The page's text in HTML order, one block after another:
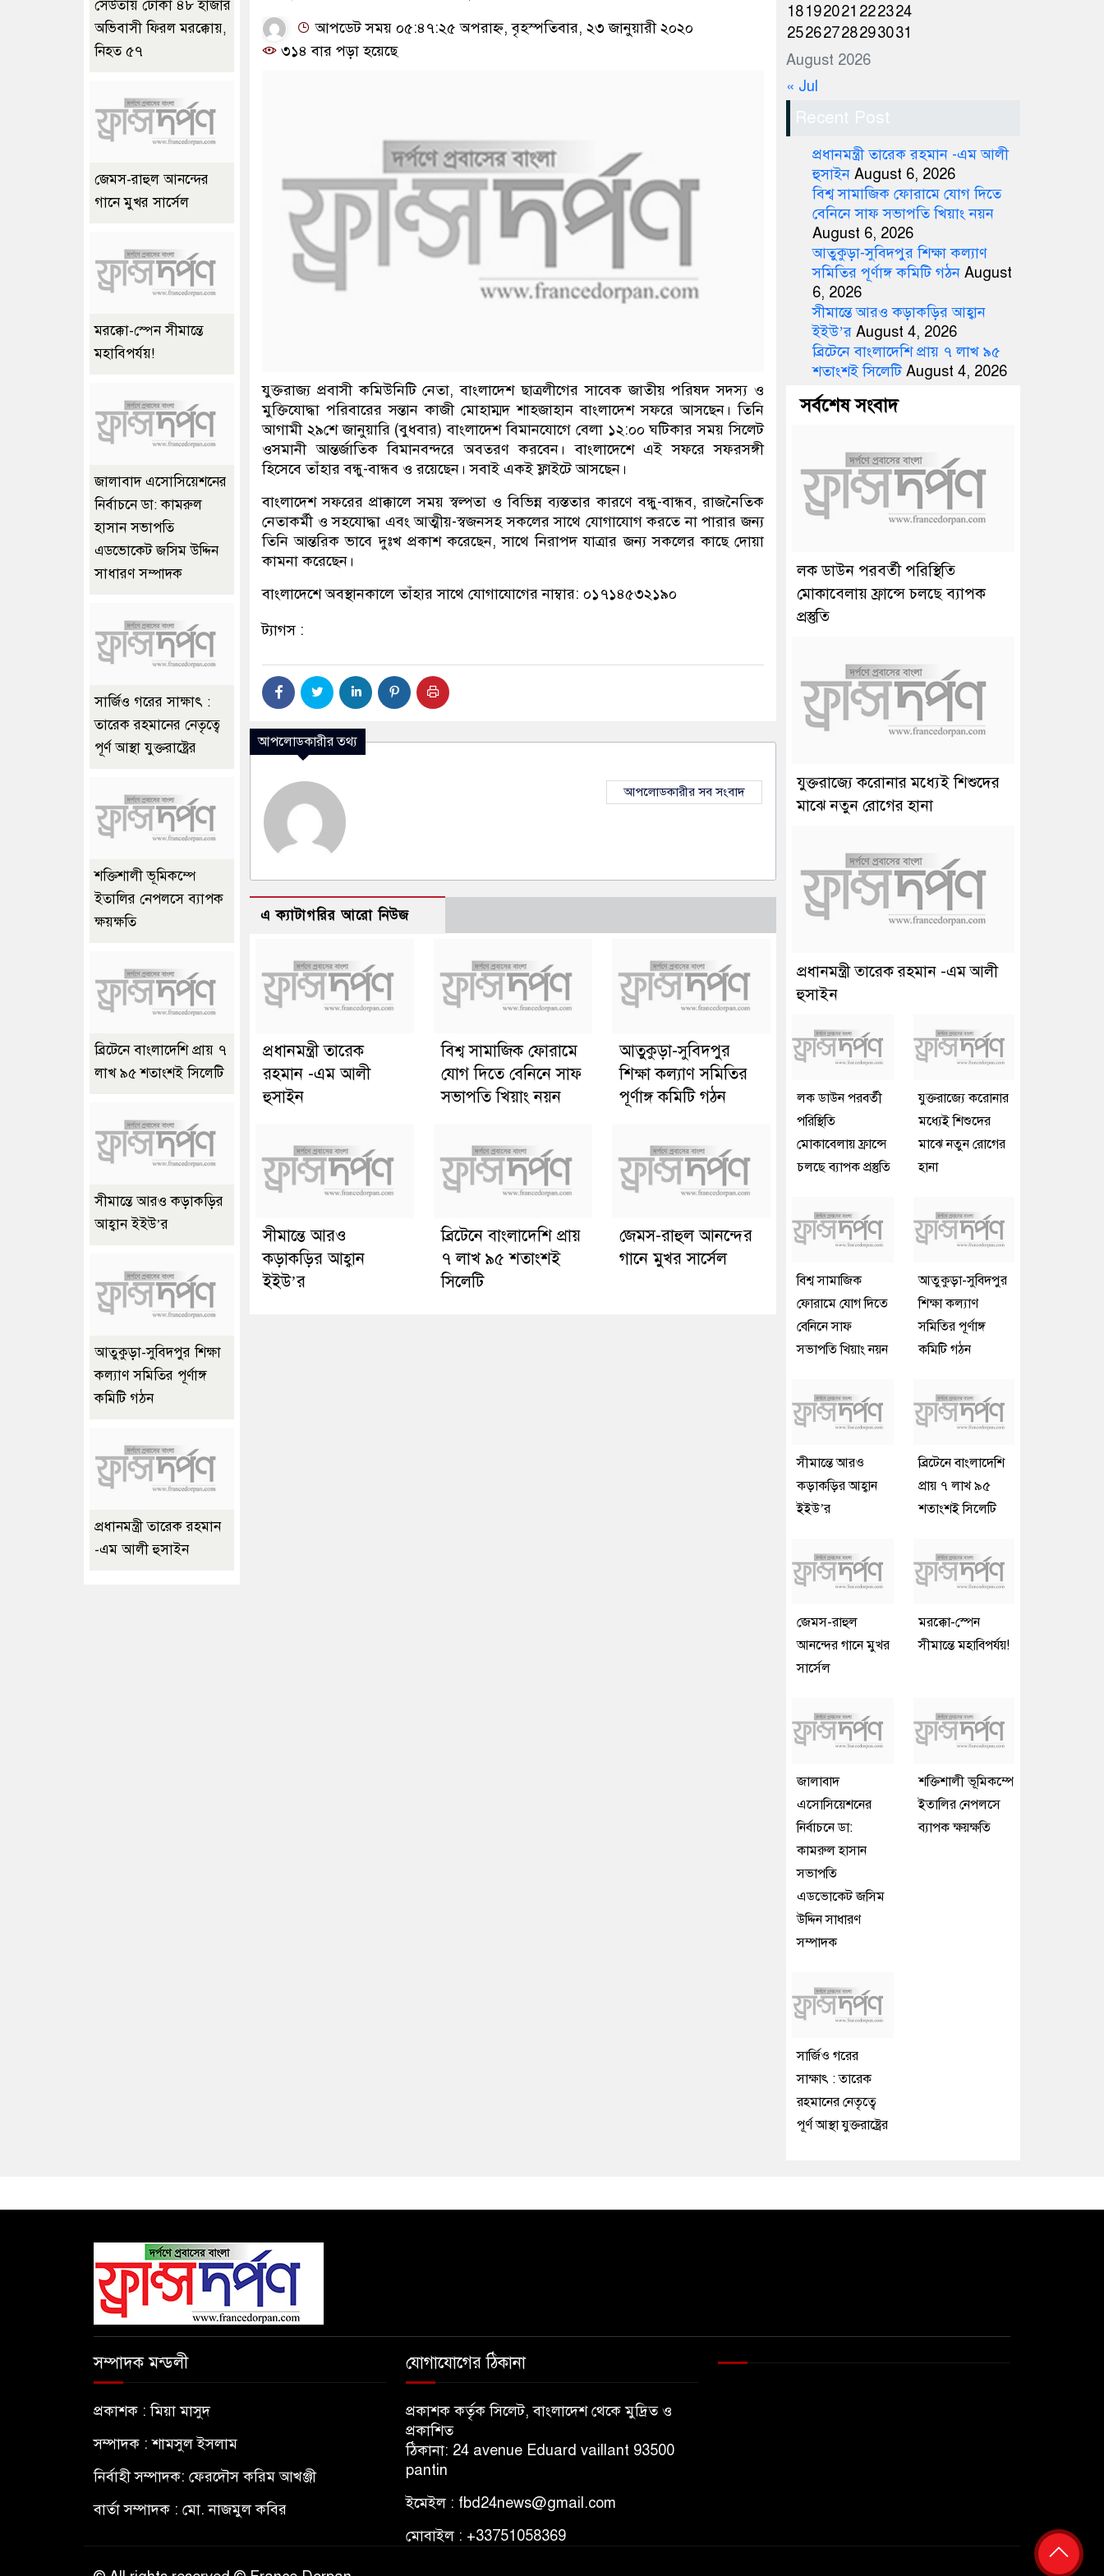
আপডেট সময় ০৫:৪৭:২৫ অপরাহ্ন, বৃহস্পতিবার, ২৩ জানুয়ারী ২০২০
৩১৪ বার পড়া হয়েছে
যুক্তরাজ্য প্রবাসী কমিউনিটি নেতা, বাংলাদেশ ছাত্রলীগের সাবেক জাতীয় পরিষদ সদস্য ও
মুক্তিযোদ্ধা পরিবারের সন্তান কাজী মোহাম্মদ শাহজাহান বাংলাদেশ সফরে আসছেন। তিনি
আগামী ২৯শে জানুয়ারি (বুধবার) বাংলাদেশ বিমানযোগে বেলা ১২:০০ ঘটিকার সময় সিলেট
ওসমানী আন্তর্জাতিক বিমানবন্দরে অবতরণ করবেন। বাংলাদেশে এই সফরে সফরসঙ্গী
হিসেবে তাঁহার বন্ধু-বান্ধব ও রয়েছেন। সবাই একই ফ্লাইটে আসছেন।
বাংলাদেশ সফরের প্রাক্কালে সময় স্বল্পতা ও বিভিন্ন ব্যস্ততার কারণে বন্ধু-বান্ধব, রাজনৈতিক
নেতাকর্মী ও সহযোদ্ধা এবং আত্মীয়-স্বজনসহ সকলের সাথে যোগাযোগ করতে না পারার জন্য
তিনি আন্তরিক ভাবে দুঃখ প্রকাশ করেছেন, সাথে নিরাপদ যাত্রার জন্য সকলের কাছে দোয়া
কামনা করেছেন।
বাংলাদেশে অবস্থানকালে তাঁহার সাথে যোগাযোগের নাম্বার: ০১৭১৪৫৩২১৯০
ট্যাগস :
আপলোডকারীর তথ্য
আপলোডকারীর সব সংবাদ
এ ক্যাটাগরির আরো নিউজ
প্রধানমন্ত্রী তারেক
রহমান -এম আলী
হুসাইন
বিশ্ব সামাজিক ফোরামে
যোগ দিতে বেনিনে সাফ
সভাপতি খিয়াং নয়ন
আতুকুড়া-সুবিদপুর
শিক্ষা কল্যাণ সমিতির
পূর্ণাঙ্গ কমিটি গঠন
সীমান্তে আরও
কড়াকড়ির আহ্বান
ইইউ’র
ব্রিটেনে বাংলাদেশি প্রায়
৭ লাখ ৯৫ শতাংশই
সিলেটি
জেমস-রাহুল আনন্দের
গানে মুখর সার্সেল
সেউতায় ঢোকা ৪৮ হাজার
অভিবাসী ফিরল মরক্কোয়,
নিহত ৫৭
জেমস-রাহুল আনন্দের
গানে মুখর সার্সেল
মরক্কো-স্পেন সীমান্তে
মহাবিপর্যয়!
জালাবাদ এসোসিয়েশনের
নির্বাচনে ডা: কামরুল
হাসান সভাপতি
এডভোকেট জসিম উদ্দিন
সাধারণ সম্পাদক
সার্জিও গরের সাক্ষাৎ :
তারেক রহমানের নেতৃত্বে
পূর্ণ আস্থা যুক্তরাষ্ট্রের
শক্তিশালী ভূমিকম্পে
ইতালির নেপলসে ব্যাপক
ক্ষয়ক্ষতি
ব্রিটেনে বাংলাদেশি প্রায় ৭
লাখ ৯৫ শতাংশই সিলেটি
সীমান্তে আরও কড়াকড়ির
আহ্বান ইইউ’র
আতুকুড়া-সুবিদপুর শিক্ষা
কল্যাণ সমিতির পূর্ণাঙ্গ
কমিটি গঠন
প্রধানমন্ত্রী তারেক রহমান
-এম আলী হুসাইন
August 2026
18192021 222324
25262728293031
« Jul
Recent Post
প্রধানমন্ত্রী তারেক রহমান -এম আলী
হুসাইন August 6, 2026
বিশ্ব সামাজিক ফোরামে যোগ দিতে
বেনিনে সাফ সভাপতি খিয়াং নয়ন
August 6, 2026
আতুকুড়া-সুবিদপুর শিক্ষা কল্যাণ
সমিতির পূর্ণাঙ্গ কমিটি গঠন August
6, 2026
সীমান্তে আরও কড়াকড়ির আহ্বান
ইইউ’র August 4, 2026
ব্রিটেনে বাংলাদেশি প্রায় ৭ লাখ ৯৫
শতাংশই সিলেটি August 4, 2026
সর্বশেষ সংবাদ
লক ডাউন পরবর্তী পরিস্থিতি
মোকাবেলায় ফ্রান্সে চলছে ব্যাপক
প্রস্তুতি
যুক্তরাজ্যে করোনার মধ্যেই শিশুদের
মাঝে নতুন রোগের হানা
প্রধানমন্ত্রী তারেক রহমান -এম আলী
হুসাইন
লক ডাউন পরবর্তী
পরিস্থিতি
মোকাবেলায় ফ্রান্সে
চলছে ব্যাপক প্রস্তুতি
যুক্তরাজ্যে করোনার
মধ্যেই শিশুদের
মাঝে নতুন রোগের
হানা
বিশ্ব সামাজিক
ফোরামে যোগ দিতে
বেনিনে সাফ
সভাপতি খিয়াং নয়ন
আতুকুড়া-সুবিদপুর
শিক্ষা কল্যাণ
সমিতির পূর্ণাঙ্গ
কমিটি গঠন
সীমান্তে আরও
কড়াকড়ির আহ্বান
ইইউ’র
ব্রিটেনে বাংলাদেশি
প্রায় ৭ লাখ ৯৫
শতাংশই সিলেটি
জেমস-রাহুল
আনন্দের গানে মুখর
সার্সেল
মরক্কো-স্পেন
সীমান্তে মহাবিপর্যয়!
জালাবাদ
এসোসিয়েশনের
নির্বাচনে ডা:
কামরুল হাসান
সভাপতি
এডভোকেট জসিম
উদ্দিন সাধারণ
সম্পাদক
শক্তিশালী ভূমিকম্পে
ইতালির নেপলসে
ব্যাপক ক্ষয়ক্ষতি
সার্জিও গরের
সাক্ষাৎ : তারেক
রহমানের নেতৃত্বে
পূর্ণ আস্থা যুক্তরাষ্ট্রের
সম্পাদক মন্ডলী
প্রকাশক : মিয়া মাসুদ
সম্পাদক : শামসুল ইসলাম
নির্বাহী সম্পাদক: ফেরদৌস করিম আখঞ্জী
বার্তা সম্পাদক : মো. নাজমুল কবির
যোগাযোগের ঠিকানা
প্রকাশক কর্তৃক সিলেট, বাংলাদেশ থেকে মুদ্রিত ও
প্রকাশিত
ঠিকানা: 24 avenue Eduard vaillant 93500
pantin
ইমেইল : fbd24news@gmail.com
মোবাইল : +33751058369